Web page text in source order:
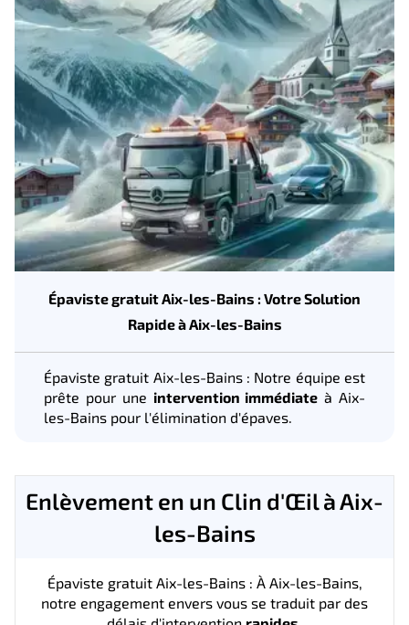
Épaviste gratuit Aix-les-Bains : Votre Solution
Rapide à Aix-les-Bains
Épaviste gratuit Aix-les-Bains : Notre équipe est
prête pour une intervention immédiate à Aix-
les-Bains pour l'élimination d'épaves.
Enlèvement en un Clin d'Œil à Aix-
les-Bains
Épaviste gratuit Aix-les-Bains : À Aix-les-Bains,
notre engagement envers vous se traduit par des